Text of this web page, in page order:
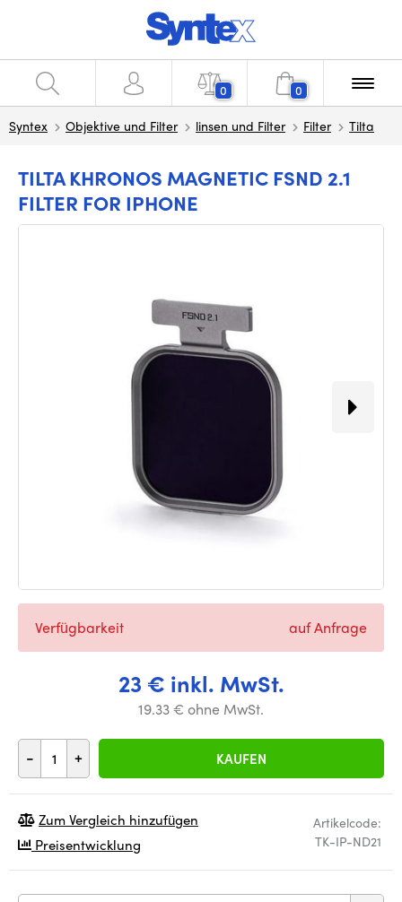
0 0
Syntex Objektive und Filter linsen und Filter Filter Tilta
TILTA KHRONOS MAGNETIC FSND 2.1
FILTER FOR IPHONE
23 € inkl. MwSt.
19.33 € ohne MwSt.
- + KAUFEN
Verfügbarkeit auf Anfrage
Artikelcode:
TK-IP-ND21
Zum Vergleich hinzufügen
Preisentwicklung